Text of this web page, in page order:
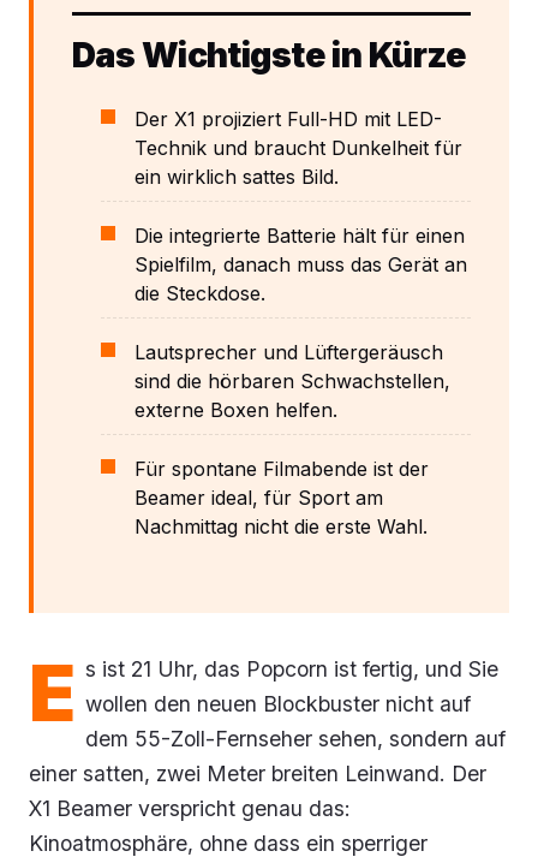
Das Wichtigste in Kürze
Der X1 projiziert Full-HD mit LED-
Technik und braucht Dunkelheit für
ein wirklich sattes Bild.
Die integrierte Batterie hält für einen
Spielfilm, danach muss das Gerät an
die Steckdose.
Lautsprecher und Lüftergeräusch
sind die hörbaren Schwachstellen,
externe Boxen helfen.
Für spontane Filmabende ist der
Beamer ideal, für Sport am
Nachmittag nicht die erste Wahl.
E s ist 21 Uhr, das Popcorn ist fertig, und Sie
wollen den neuen Blockbuster nicht auf
dem 55-Zoll-Fernseher sehen, sondern auf
einer satten, zwei Meter breiten Leinwand. Der
X1 Beamer verspricht genau das:
Kinoatmosphäre, ohne dass ein sperriger